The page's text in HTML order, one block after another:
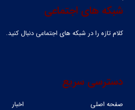
شبکه های اجتماعی
کلام تازه را در شبکه ‌های اجتماعی دنبال کنید.
دسترسی سریع
صفحه اصلی
اخبار